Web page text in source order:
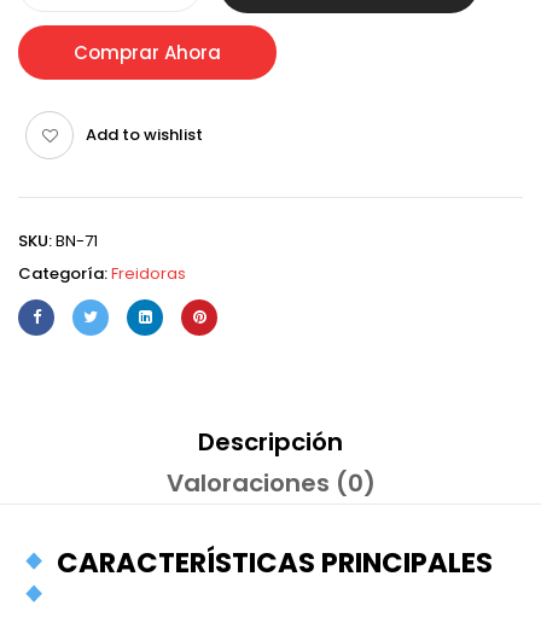
Comprar Ahora
Add to wishlist
SKU:BN-71
Categoría:Freidoras
Descripción
Valoraciones (0)
CARACTERÍSTICAS PRINCIPALES